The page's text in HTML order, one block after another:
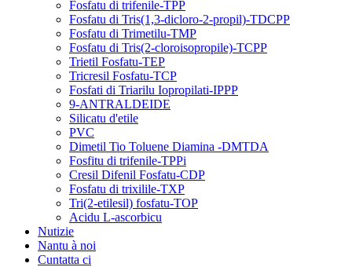
Fosfatu di trifenile-TPP
Fosfatu di Tris(1,3-dicloro-2-propil)-TDCPP
Fosfatu di Trimetilu-TMP
Fosfatu di Tris(2-cloroisopropile)-TCPP
Trietil Fosfatu-TEP
Tricresil Fosfatu-TCP
Fosfati di Triarilu Iopropilati-IPPP
9-ANTRALDEIDE
Silicatu d'etile
PVC
Dimetil Tio Toluene Diamina -DMTDA
Fosfitu di trifenile-TPPi
Cresil Difenil Fosfatu-CDP
Fosfatu di trixilile-TXP
Tri(2-etilesil) fosfatu-TOP
Acidu L-ascorbicu
Nutizie
Nantu à noi
Cuntatta ci